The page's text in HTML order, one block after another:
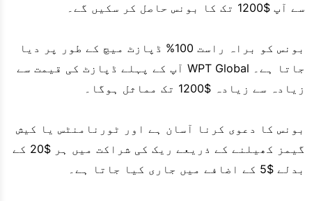
سے آپ $1200 تک کا بونس حاصل کر سکیں گے۔
بونس کو براہ راست 100% ڈپازٹ میچ کے طور پر دیا
جاتا ہے۔ WPT Global آپ کے پہلے ڈپازٹ کی قیمت سے
زیادہ سے زیادہ $1200 تک مماثل ہوگا۔
بونس کا دعوی کرنا آسان ہے اور ٹورنامنٹس یا کیش
گیمز کھیلنے کے ذریعے ریک کی شراکت میں ہر $20 کے
بدلے $5 کے اضافے میں جاری کیا جاتا ہے۔